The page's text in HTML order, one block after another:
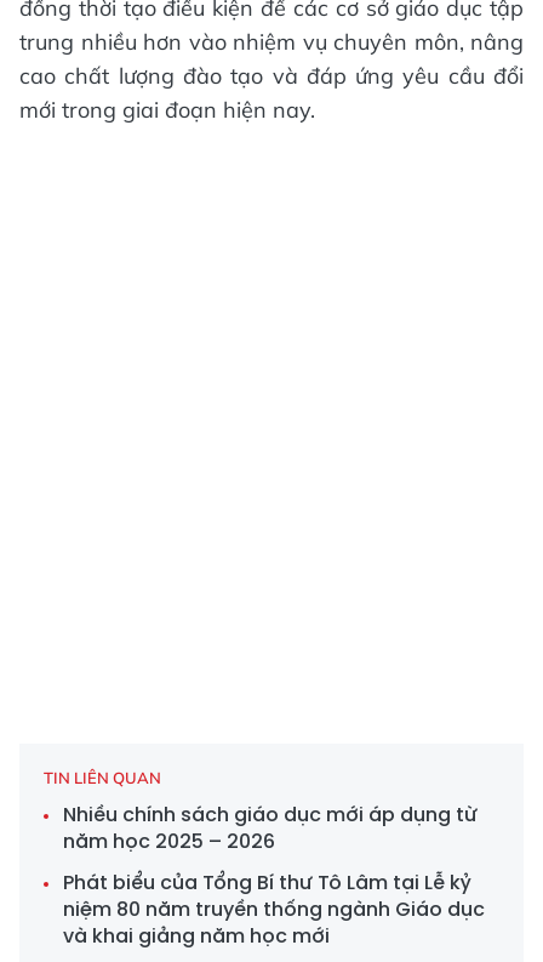
đồng thời tạo điều kiện để các cơ sở giáo dục tập
trung nhiều hơn vào nhiệm vụ chuyên môn, nâng
cao chất lượng đào tạo và đáp ứng yêu cầu đổi
mới trong giai đoạn hiện nay.
TIN LIÊN QUAN
Nhiều chính sách giáo dục mới áp dụng từ
năm học 2025 – 2026
Phát biểu của Tổng Bí thư Tô Lâm tại Lễ kỷ
niệm 80 năm truyền thống ngành Giáo dục
và khai giảng năm học mới